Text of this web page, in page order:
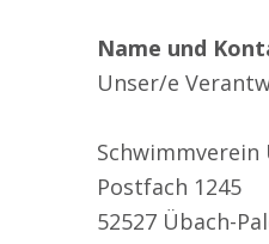
Name und
Unser/e
Schwimmverein
Postfach 1245
52527 Übach-